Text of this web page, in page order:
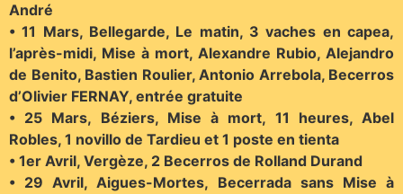
André
• 11 Mars, Bellegarde, Le matin, 3 vaches en capea,
l’après-midi, Mise à mort, Alexandre Rubio, Alejandro
de Benito, Bastien Roulier, Antonio Arrebola, Becerros
d’Olivier FERNAY, entrée gratuite
• 25 Mars, Béziers, Mise à mort, 11 heures, Abel
Robles, 1 novillo de Tardieu et 1 poste en tienta
• 1er Avril, Vergèze, 2 Becerros de Rolland Durand
• 29 Avril, Aigues-Mortes, Becerrada sans Mise à